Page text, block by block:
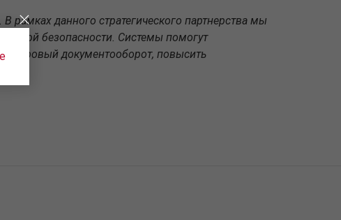
. В рамках данного стратегического партнерства мы
безопасности. Системы помогут
кадровый документооборот, повысить